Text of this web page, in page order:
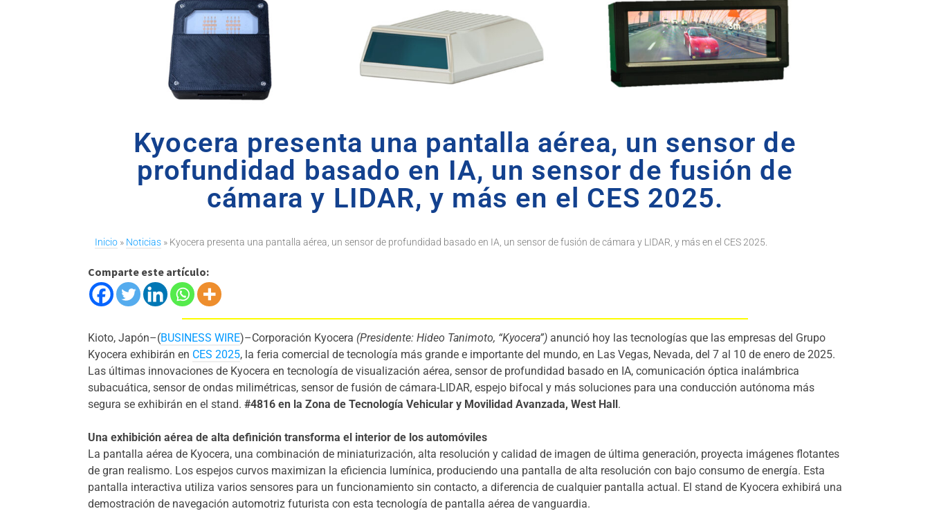
Kyocera presenta una pantalla aérea, un sensor de
profundidad basado en IA, un sensor de fusión de
cámara y LIDAR, y más en el CES 2025.
Inicio » Noticias » Kyocera presenta una pantalla aérea, un sensor de profundidad basado en IA, un sensor de fusión de cámara y LIDAR, y más en el CES 2025.
Comparte este artículo:
Kioto, Japón–(BUSINESS WIRE)–Corporación Kyocera (Presidente: Hideo Tanimoto, “Kyocera”) anunció hoy las tecnologías que las empresas del Grupo
Kyocera exhibirán en CES 2025, la feria comercial de tecnología más grande e importante del mundo, en Las Vegas, Nevada, del 7 al 10 de enero de 2025.
Las últimas innovaciones de Kyocera en tecnología de visualización aérea, sensor de profundidad basado en IA, comunicación óptica inalámbrica
subacuática, sensor de ondas milimétricas, sensor de fusión de cámara-LIDAR, espejo bifocal y más soluciones para una conducción autónoma más
segura se exhibirán en el stand. #4816 en la Zona de Tecnología Vehicular y Movilidad Avanzada, West Hall .
Una exhibición aérea de alta definición transforma el interior de los automóviles
La pantalla aérea de Kyocera, una combinación de miniaturización, alta resolución y calidad de imagen de última generación, proyecta imágenes flotantes
de gran realismo. Los espejos curvos maximizan la eficiencia lumínica, produciendo una pantalla de alta resolución con bajo consumo de energía. Esta
pantalla interactiva utiliza varios sensores para un funcionamiento sin contacto, a diferencia de cualquier pantalla actual. El stand de Kyocera exhibirá una
demostración de navegación automotriz futurista con esta tecnología de pantalla aérea de vanguardia.